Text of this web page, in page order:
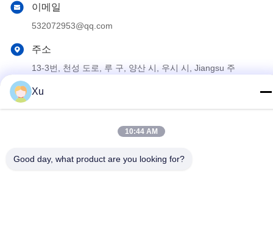
이메일
532072953@qq.com
주소
13-3번, 천성 도로, 루 구, 양산 시, 우시 시, Jiangsu 주
개인정보 보호 정책|사이트맵
중국 좋은 품질 크롬 피스톤 로드 공급자. 저작권 2024-2025 Wuxi
Xu
10:44 AM
Good day, what product are you looking for?